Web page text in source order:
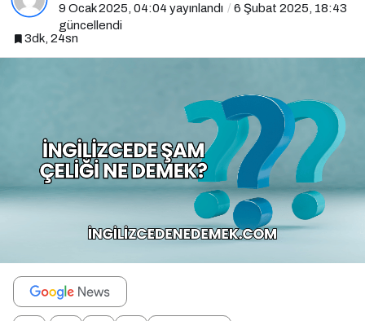
9 Ocak 2025, 04:04 yayınlandı
6 Şubat 2025, 18:43
güncellendi
3dk, 24sn